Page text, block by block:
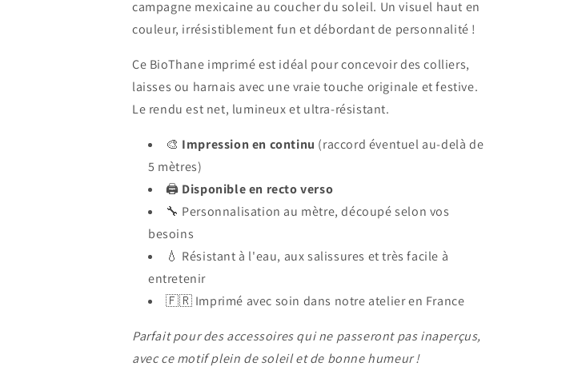
campagne mexicaine au coucher du soleil. Un visuel haut en
couleur, irrésistiblement fun et débordant de personnalité !
Ce BioThane imprimé est idéal pour concevoir des colliers,
laisses ou harnais avec une vraie touche originale et festive.
Le rendu est net, lumineux et ultra-résistant.
🎨 Impression en continu (raccord éventuel au-delà de
5 mètres)
🖨️ Disponible en recto verso
🔧 Personnalisation au mètre, découpé selon vos
besoins
💧 Résistant à l'eau, aux salissures et très facile à
entretenir
🇫🇷 Imprimé avec soin dans notre atelier en France
Parfait pour des accessoires qui ne passeront pas inaperçus,
avec ce motif plein de soleil et de bonne humeur !